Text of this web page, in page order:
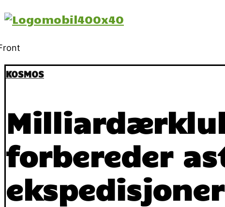
KOSMOS
forbereder
ekspedisjoner